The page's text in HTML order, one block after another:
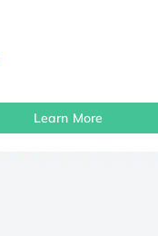
Learn More